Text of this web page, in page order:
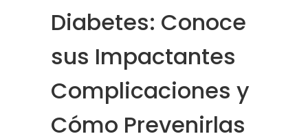
Diabetes: Conoce
sus Impactantes
Complicaciones y
Cómo Prevenirlas